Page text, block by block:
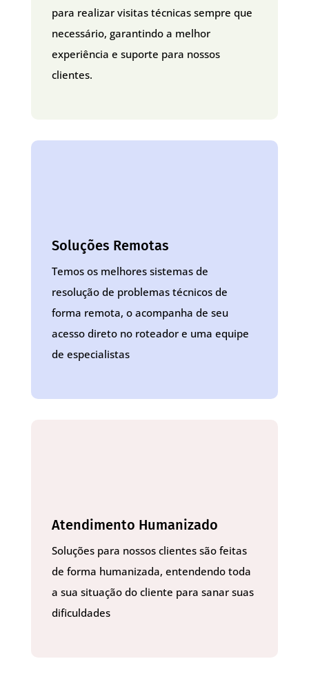
para realizar visitas técnicas sempre que
necessário, garantindo a melhor
experiência e suporte para nossos
clientes.
Soluções Remotas
Temos os melhores sistemas de
resolução de problemas técnicos de
forma remota, o acompanha de seu
acesso direto no roteador e uma equipe
de especialistas
Atendimento Humanizado
Soluções para nossos clientes são feitas
de forma humanizada, entendendo toda
a sua situação do cliente para sanar suas
dificuldades